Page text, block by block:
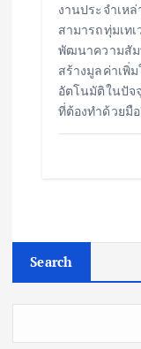
งานประจำเห
สามารถทุ่มเท
พัฒนาความสั
สร้างมูลค่าเพิ่
อัตโนมัติในปัจ
ที่ต้องทำด้วยมื
Search